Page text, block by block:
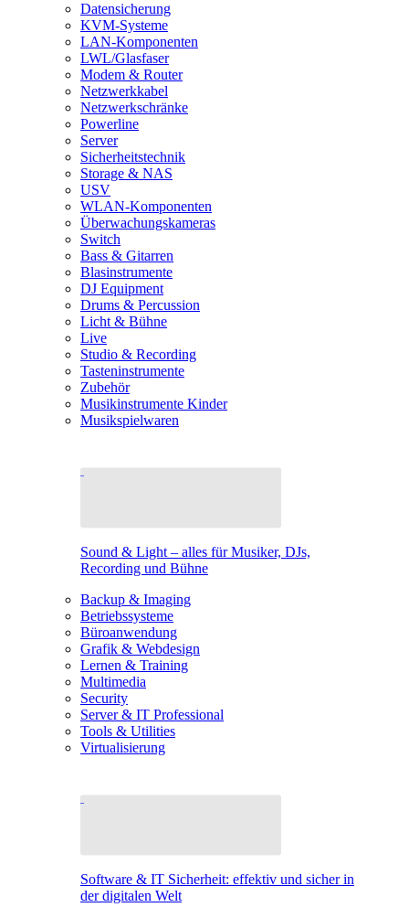
Datensicherung
KVM-Systeme
LAN-Komponenten
LWL/Glasfaser
Modem & Router
Netzwerkkabel
Netzwerkschränke
Powerline
Server
Sicherheitstechnik
Storage & NAS
USV
WLAN-Komponenten
Überwachungskameras
Switch
Bass & Gitarren
Blasinstrumente
DJ Equipment
Drums & Percussion
Licht & Bühne
Live
Studio & Recording
Tasteninstrumente
Zubehör
Musikinstrumente Kinder
Musikspielwaren
Sound & Light – alles für Musiker, DJs,
Recording und Bühne
Backup & Imaging
Betriebssysteme
Büroanwendung
Grafik & Webdesign
Lernen & Training
Multimedia
Security
Server & IT Professional
Tools & Utilities
Virtualisierung
Software & IT Sicherheit: effektiv und sicher in
der digitalen Welt